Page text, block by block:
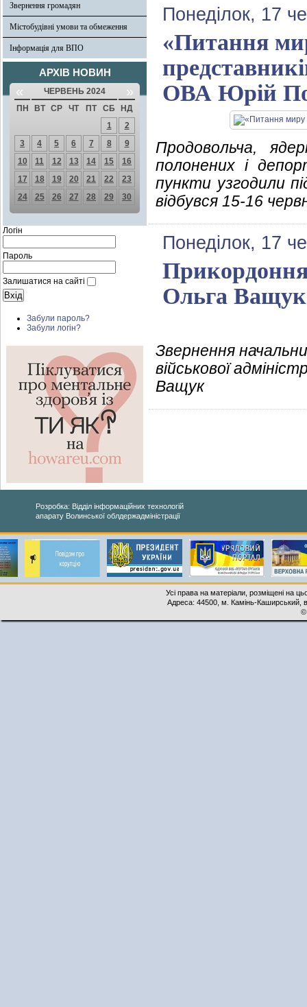
Звернення громадян
Містобудівні умови та обмеження
Інформація для ВПО
АРХІВ НОВИН
« ЧЕРВЕНЬ 2024 »
ПН ВТ СР ЧТ ПТ СБ
НД
1
2
3
4 5 6 7 8
9
10
11 12 13 14 15
16
17
18 19 20 21 22
23
24
25 26 27 28 29 30
Логін
Пароль
Залишатися на сайті
Забули пароль?
Забули логін?
Понеділок, 17
«Питання
ОВА Юрій
Продовольча,
полонених і
пункти узгодили
відбувся 15-16
Понеділок, 17
Прикордоння
Ольга Ващук
Звернення
військової
Ващук
Розробка: Відділ інформаційних технологій
апарату Волинської облдержадміністрації
Усі права на матеріали, розміщені на
Адреса: 44500, м. Камінь-Каширський,
©